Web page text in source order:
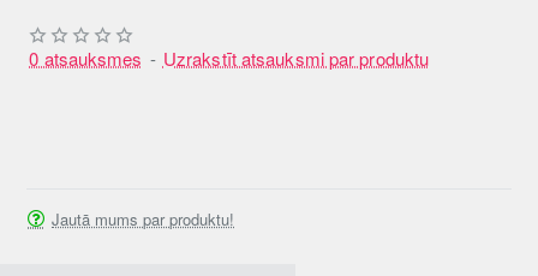
0 atsauksmes - Uzrakstīt atsauksmi par produktu
Jautā mums par produktu!